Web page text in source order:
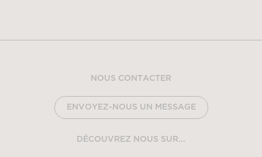
NOUS CONTACTER
ENVOYEZ-NOUS UN MESSAGE
DÉCOUVREZ NOUS SUR...